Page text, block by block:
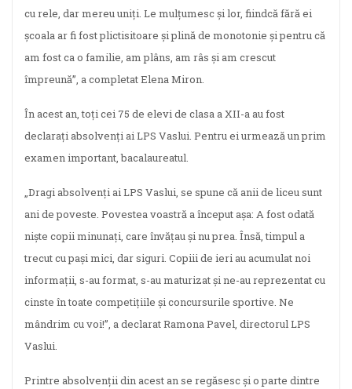
cu rele, dar mereu uniți. Le mulțumesc și lor, fiindcă fără ei
școala ar fi fost plictisitoare și plină de monotonie și pentru că
am fost ca o familie, am plâns, am râs și am crescut
împreună”, a completat Elena Miron.
În acest an, toți cei 75 de elevi de clasa a XII-a au fost
declarați absolvenți ai LPS Vaslui. Pentru ei urmează un prim
examen important, bacalaureatul.
„Dragi absolvenți ai LPS Vaslui, se spune că anii de liceu sunt
ani de poveste. Povestea voastră a început așa: A fost odată
niște copii minunați, care învățau și nu prea. Însă, timpul a
trecut cu pași mici, dar siguri. Copiii de ieri au acumulat noi
informații, s-au format, s-au maturizat și ne-au reprezentat cu
cinste în toate competițiile și concursurile sportive. Ne
mândrim cu voi!”, a declarat Ramona Pavel, directorul LPS
Vaslui.
Printre absolvenții din acest an se regăsesc și o parte dintre